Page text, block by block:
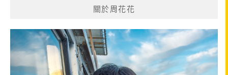
關於周花花